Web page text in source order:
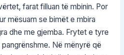
farat filluan të mbinin. Por
mësuam se bimët e mbira
dhe me gjemba. Frytet e tyre
Në mënyrë që